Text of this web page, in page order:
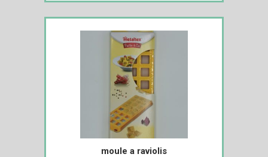
moule a raviolis